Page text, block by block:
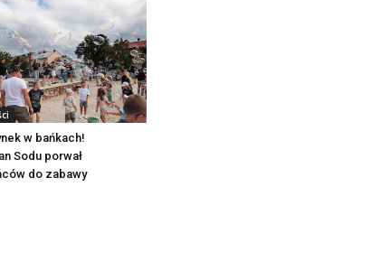
w bańkach!
Sodu porwał
do zabawy